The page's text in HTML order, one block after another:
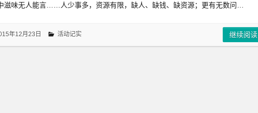
滋味无人能言……人少事多，资源有限，缺人、缺钱、缺资源；更有无数问…
年12月23日 活动记实 继续阅读